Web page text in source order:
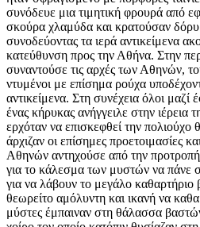
συνόδευε μια τιμητική φρουρά από
σκούρα χλαμύδα και κρατούσαν δόρυ
συνοδεύοντας τα ιερά αντικείμενα
κατεύθυνση προς την Αθήνα. Στην
συναντούσε τις αρχές των Αθηνών,
ντυμένοι με επίσημα ρούχα
αντικείμενα. Στη συνέχεια όλοι
ένας κήρυκας ανήγγειλε στην ιέρεια
ερχόταν να επισκεφθεί την
άρχιζαν οι επίσημες προετοιμασίες
Αθηνών αντηχούσε από την
για το κάλεσμα των μυστών να πάνε
για να λάβουν το μεγάλο
θεωρείτο αμόλυντη και ικανή να
μύστες έμπαιναν στη θάλασσα